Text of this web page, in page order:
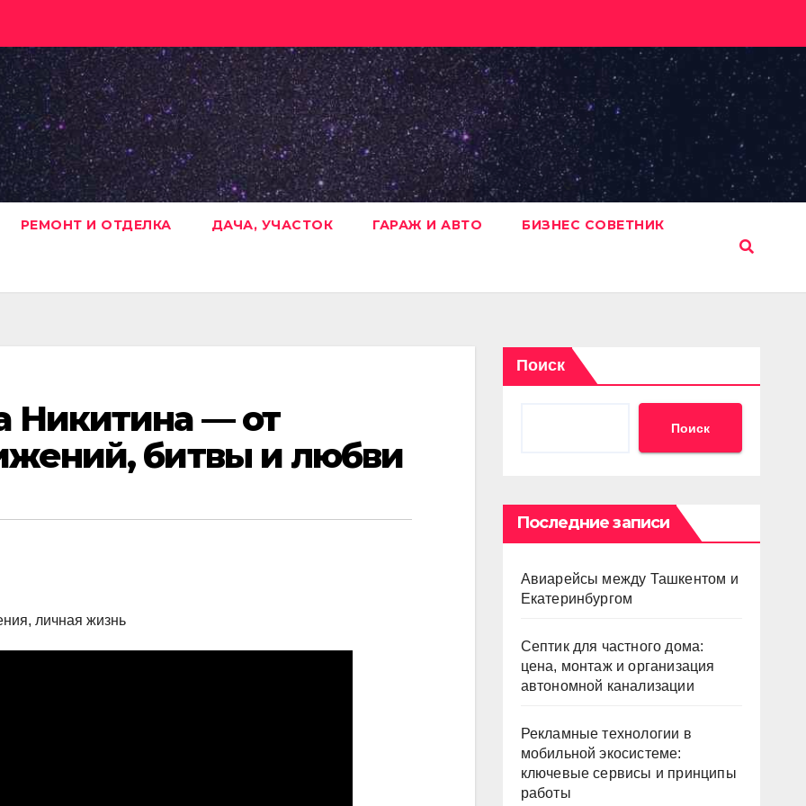
РЕМОНТ И ОТДЕЛКА ДАЧА, УЧАСТОК ГАРАЖ И АВТО БИЗНЕС СОВЕТНИК
Никитина — от
битвы и любви
Поиск
Поиск
Последние записи
Авиарейсы между Ташкентом и
Екатеринбургом
Септик для частного дома:
цена, монтаж и организация
автономной канализации
Рекламные технологии в
мобильной экосистеме:
ключевые сервисы и принципы
работы